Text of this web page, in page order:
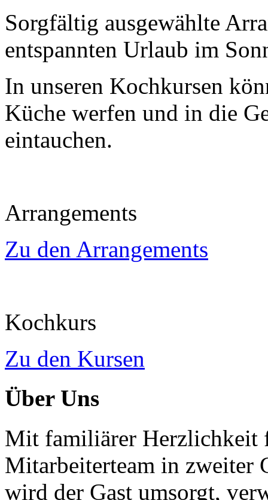
Sorgfältig ausgewählte
entspannten Urlaub im
In unseren Kochkursen
Küche werfen und in die
eintauchen.
Arrangements
Zu den Arrangements
Kochkurs
Zu den Kursen
Über Uns
Mit familiärer Herzlichkeit
Mitarbeiterteam in zweiter
wird der Gast umsorgt,